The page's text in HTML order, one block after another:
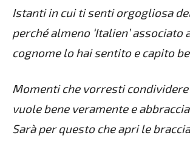
Istanti in cui ti senti orgogliosa
perché almeno ‘Italien’ associato
cognome lo hai sentito e capito
Momenti che vorresti
vuole bene veramente e
Sarà per questo che apri le